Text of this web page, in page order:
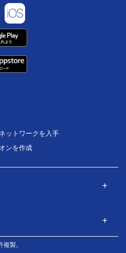
ットワークを入手
ンを作成
製。